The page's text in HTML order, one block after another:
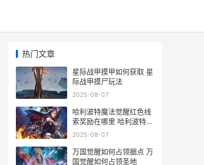
热门文章
星际战甲摸甲如何获取 星
际战甲摸尸玩法
2025-08-07
哈利波特魔法觉醒红色线
索奖励在哪里 哈利波特魔
法觉醒周年庆几月几号
2025-08-07
万国觉醒如何占领据点 万
国觉醒如何占领圣地